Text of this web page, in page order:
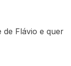
de Flávio e quer